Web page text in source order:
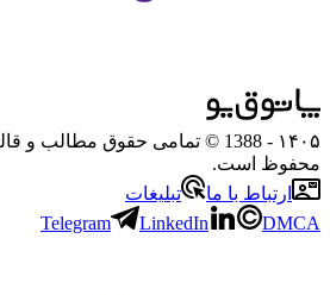
۱۴۰۵
- 1388 © تمامی حقوق مطالب و
محفوظ است.
ارتباط با ما
تبلیغات
Telegram
LinkedIn DMCA